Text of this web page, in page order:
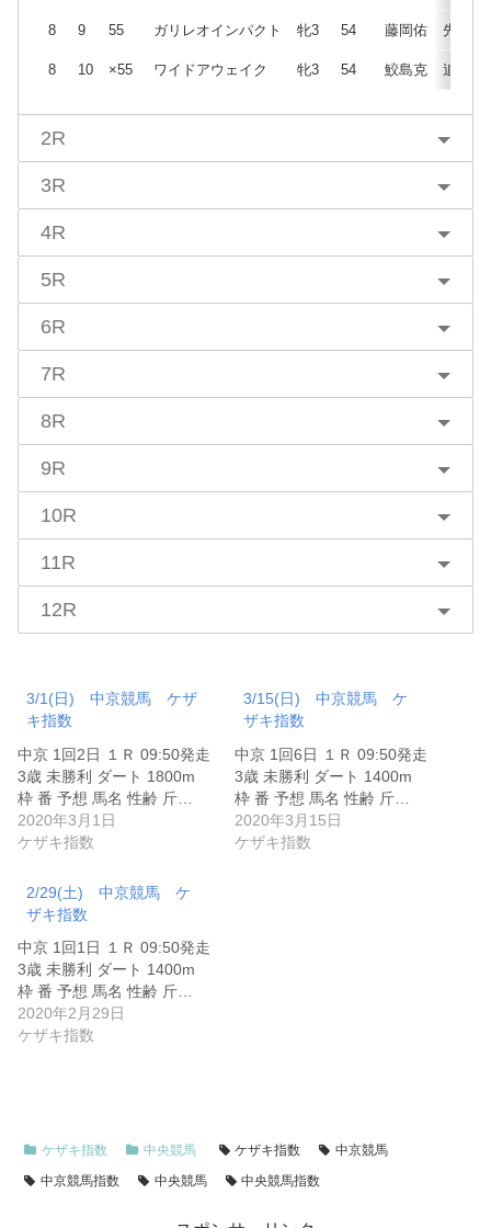
8 9 55 ガリレオインパクト 牝3 54 藤岡佑 先
8 10 ×55 ワイドアウェイク 牝3 54 鮫島克 追
2R
3R
4R
5R
6R
7R
8R
9R
10R
11R
12R
3/1(日) 中京競馬 ケザ
キ指数
中京 1回2日 １Ｒ 09:50発走
3歳 未勝利 ダート 1800m
枠 番 予想 馬名 性齢 斤…
2020年3月1日
ケザキ指数
3/15(日) 中京競馬 ケ
ザキ指数
中京 1回6日 １Ｒ 09:50発走
3歳 未勝利 ダート 1400m
枠 番 予想 馬名 性齢 斤…
2020年3月15日
ケザキ指数
2/29(土) 中京競馬 ケ
ザキ指数
中京 1回1日 １Ｒ 09:50発走
3歳 未勝利 ダート 1400m
枠 番 予想 馬名 性齢 斤…
2020年2月29日
ケザキ指数
ケザキ指数 中央競馬 ケザキ指数
中京競馬
中京競馬指数
中央競馬 中央競馬指数